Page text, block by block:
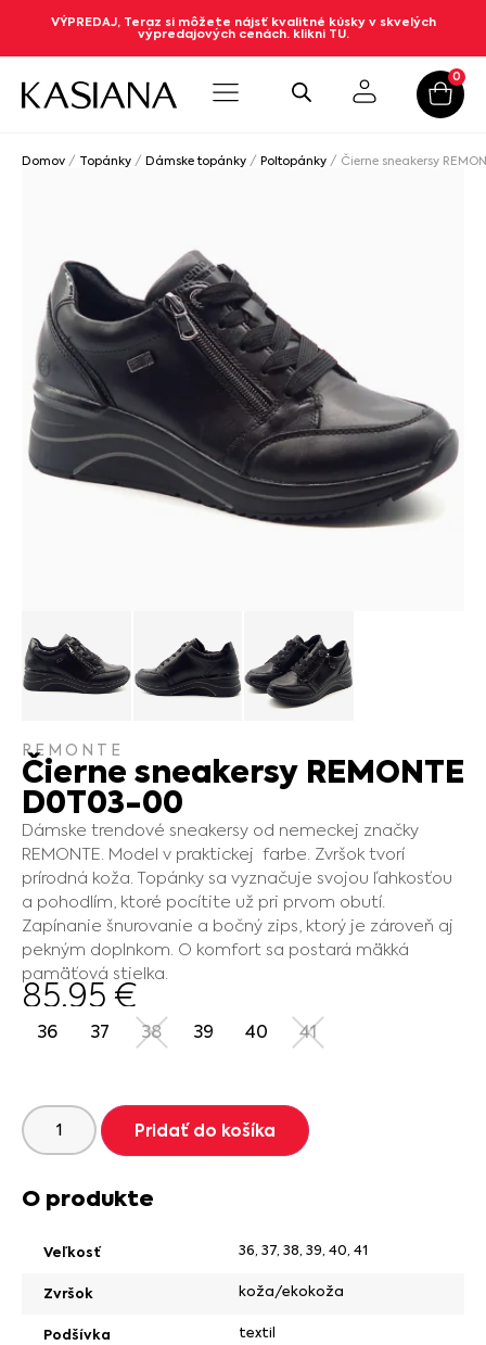
VÝPREDAJ, Teraz si môžete nájsť kvalitné kúsky v skvelých
výpredajových cenách. klikni TU.
0
Domov / Topánky / Dámske topánky / Poltopánky / Čierne sneakersy
REMONTE
Čierne sneakersy REMONTE
D0T03-00
Dámske trendové sneakersy od nemeckej značky
REMONTE. Model v praktickej farbe. Zvršok tvorí
prírodná koža. Topánky sa vyznačuje svojou ľahkosťou
a pohodlím, ktoré pocítite už pri prvom obutí.
Zapínanie šnurovanie a bočný zips, ktorý je zároveň aj
pekným doplnkom. O komfort sa postará mäkká
pamäťová stielka.
85.95 €
36 37 38 39 40 41
Pridať do košíka
O produkte
Veľkosť 36, 37, 38, 39, 40, 41
Zvršok koža/ekokoža
Podšívka textil